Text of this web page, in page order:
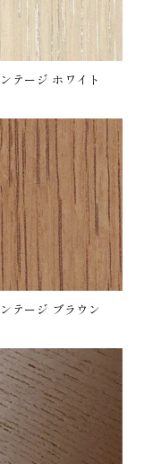
テージ ホワイト
テージ ブラウン